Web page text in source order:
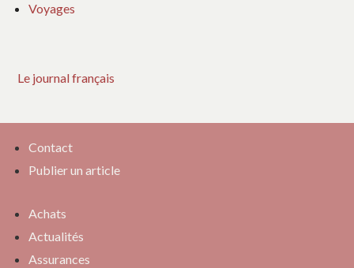
Voyages
Le journal français
Contact
Publier un article
Achats
Actualités
Assurances